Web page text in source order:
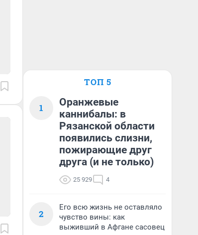
ТОП 5
1
Оранжевые
каннибалы: в
Рязанской области
появились слизни,
пожирающие друг
друга (и не только)
25 929 4
2
Его всю жизнь не оставляло
чувство вины: как
выживший в Афгане сасовец